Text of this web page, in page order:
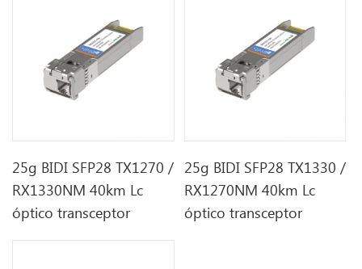
25g BIDI SFP28 TX1270 /
RX1330NM 40km Lc
óptico transceptor
25g BIDI SFP28 TX1330 /
RX1270NM 40km Lc
óptico transceptor